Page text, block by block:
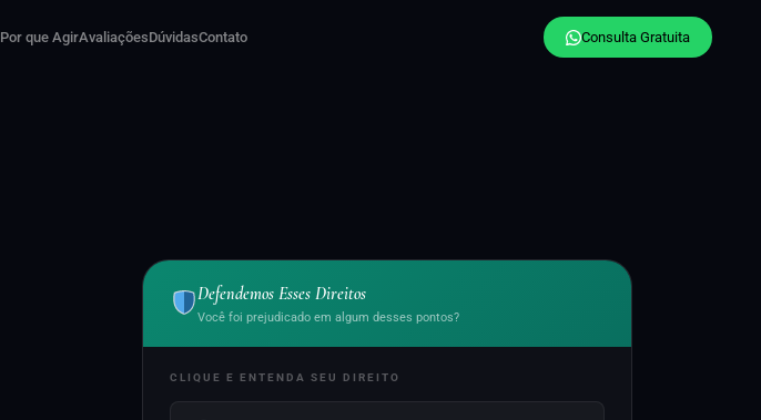
Por que AgirAvaliaçõesDúvidasContato Consulta Gratuita
Defendemos Esses Direitos
Você foi prejudicado em algum desses pontos?
CLIQUE E ENTENDA SEU DIREITO